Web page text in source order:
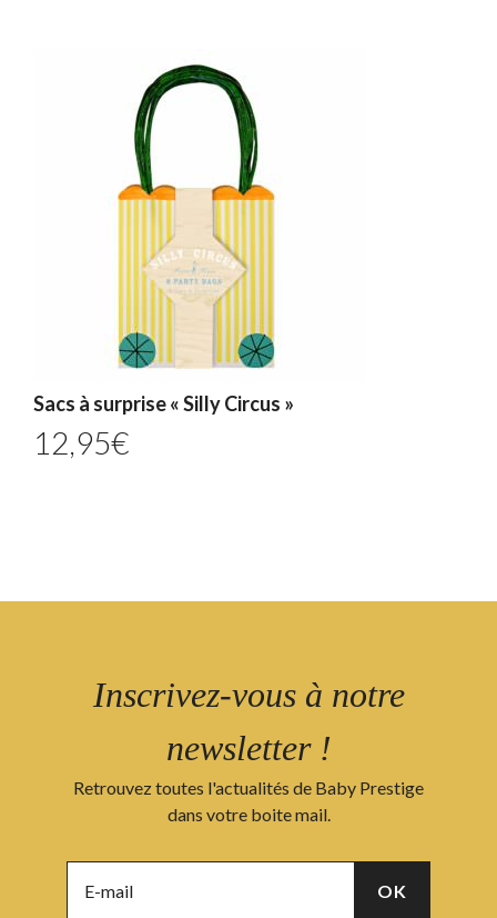
Sacs à surprise « Silly Circus »
12,95€
Inscrivez-vous à notre
newsletter !
Retrouvez toutes l'actualités de Baby Prestige
dans votre boite mail.